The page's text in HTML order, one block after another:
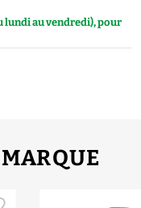
lundi au vendredi), pour